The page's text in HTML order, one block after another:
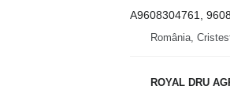
A9608304761,
România,
ROYAL DRU